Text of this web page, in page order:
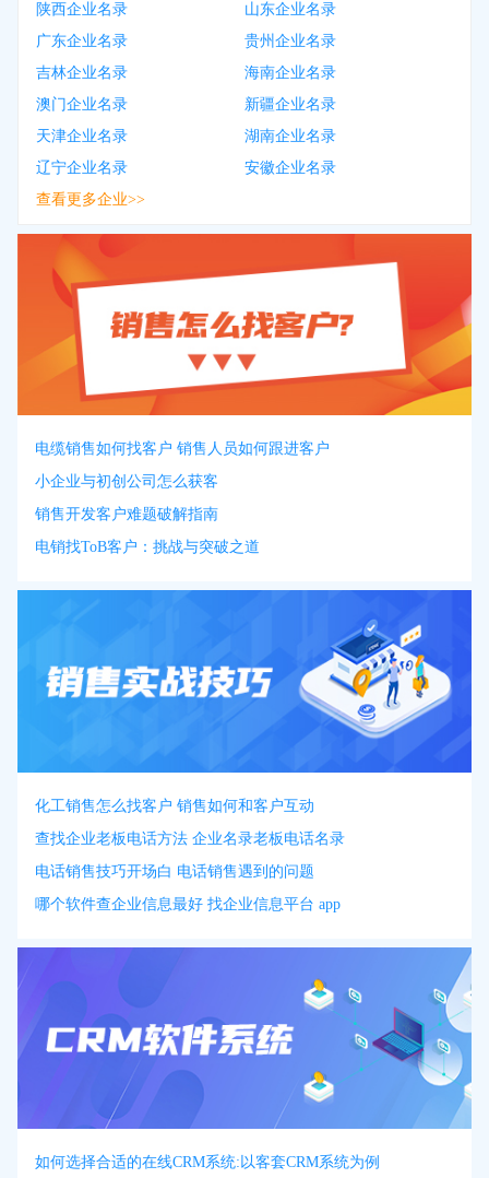
陕西企业名录
山东企业名录
广东企业名录
贵州企业名录
吉林企业名录
海南企业名录
澳门企业名录
新疆企业名录
天津企业名录
湖南企业名录
辽宁企业名录
安徽企业名录
查看更多企业>>
电缆销售如何找客户 销售人员如何跟进客户
小企业与初创公司怎么获客
销售开发客户难题破解指南
电销找ToB客户：挑战与突破之道
化工销售怎么找客户 销售如何和客户互动
查找企业老板电话方法 企业名录老板电话名录
电话销售技巧开场白 电话销售遇到的问题
哪个软件查企业信息最好 找企业信息平台 app
如何选择合适的在线CRM系统:以客套CRM系统为例